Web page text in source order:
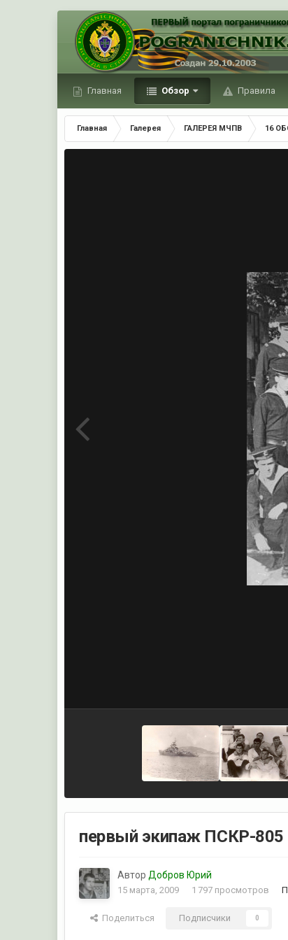
Главная Обзор Правила
Главная Галерея ГАЛЕРЕЯ МЧПВ 16
первый экипаж ПСКР-805
АвторДобров Юрий
15 марта, 2009 1 797 просмотров
Поделиться Подписчики 0